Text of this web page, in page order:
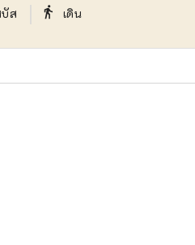
ส directions_walk เดิน